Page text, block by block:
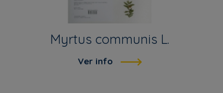
Myrtus communis L.
Ver info